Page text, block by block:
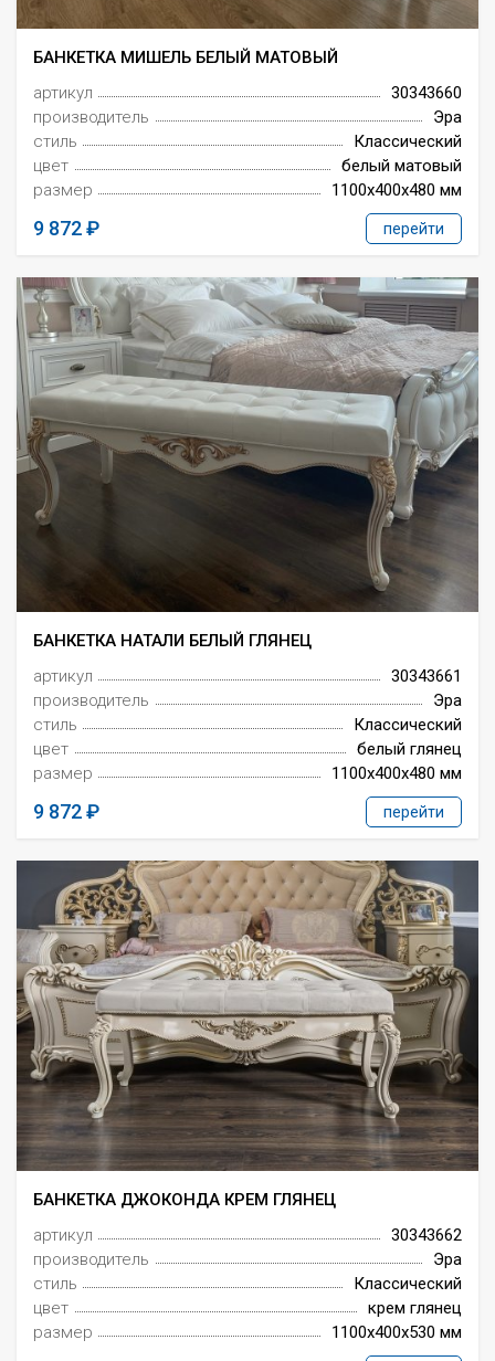
БАНКЕТКА МИШЕЛЬ БЕЛЫЙ МАТОВЫЙ
артикул
30343660
производитель
Эра
стиль
Классический
цвет
белый матовый
размер
1100x400x480 мм
9 872 перейти
БАНКЕТКА НАТАЛИ БЕЛЫЙ ГЛЯНЕЦ
артикул
30343661
производитель
Эра
стиль
Классический
цвет
белый глянец
размер
1100x400x480 мм
9 872 перейти
БАНКЕТКА ДЖОКОНДА КРЕМ ГЛЯНЕЦ
артикул
30343662
производитель
Эра
стиль
Классический
цвет
крем глянец
размер
1100x400x530 мм